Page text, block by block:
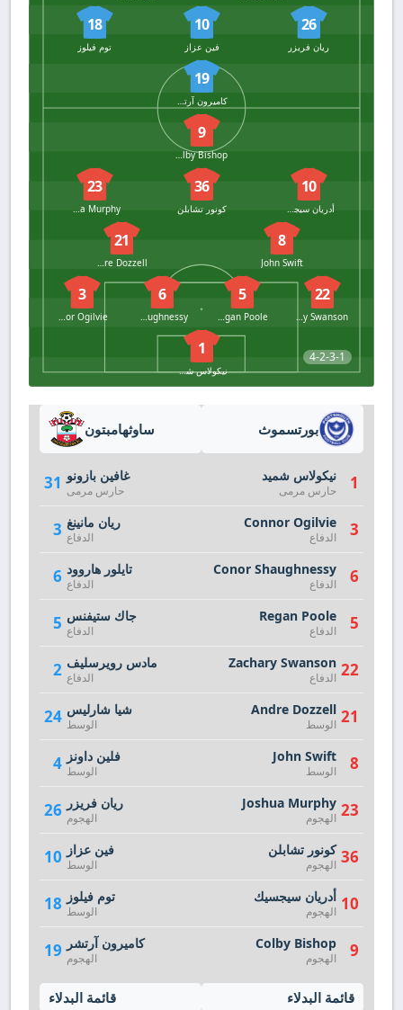
26
ريان فريزر
10
فين عزاز
18
توم فيلوز
19
كاميرون آرتشر
4-2-3-1
9
Colby Bishop
10
أدريان سيجسيك
36
كونور تشابلن
23
Joshua Murphy
8
John Swift
21
Andre Dozzell
22
Zachary Swanson
5
Regan Poole
6
Conor Shaughnessy
3
Connor Ogilvie
1
نيكولاس شميد
ساوثهامبتون
31 غافين بازونو
حارس مرمى
3 ريان مانينغ
الدفاع
6 تايلور هاروود
الدفاع
5 جاك ستيفنس
الدفاع
2 مادس رويرسليف
الدفاع
24 شيا شارليس
الوسط
4 فلين داونز
الوسط
26 ريان فريزر
الهجوم
10 فين عزاز
الوسط
18 توم فيلوز
الوسط
19 كاميرون آرتشر
الهجوم
قائمة البدلاء
بورتسموث
1 نيكولاس شميد
حارس مرمى
3
Connor Ogilvie
الدفاع
6
Conor Shaughnessy
الدفاع
5
Regan Poole
الدفاع
22
Zachary Swanson
الدفاع
21
Andre Dozzell
الوسط
8
John Swift
الوسط
23
Joshua Murphy
الهجوم
36 كونور تشابلن
الهجوم
10 أدريان سيجسيك
الهجوم
9
Colby Bishop
الهجوم
قائمة البدلاء